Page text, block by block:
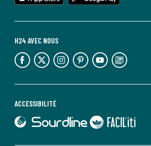
ACCESSIBILITÉ
lien vers Sourdline
lien vers Faciliti
H24 AVEC NOUS
lien vers l'espace réseaux sociaux lien vers l'espace réseaux sociaux lien vers l'espace réseaux sociaux lien vers l'espace réseaux sociaux lien vers l'espace réseaux sociaux lien vers le blog la redoute